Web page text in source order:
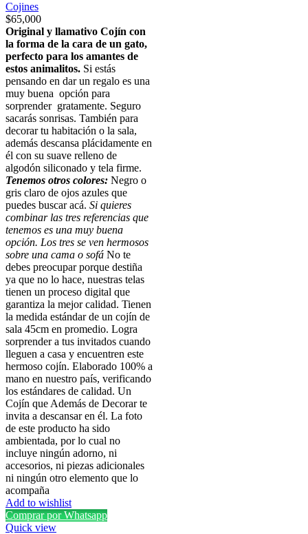
Cojines
$65,000
Original y llamativo Cojín con
la forma de la cara de un gato,
perfecto para los amantes de
estos animalitos. Si estás
pensando en dar un regalo es una
muy buena opción para
sorprender gratamente. Seguro
sacarás sonrisas. También para
decorar tu habitación o la sala,
además descansa plácidamente en
él con su suave relleno de
algodón siliconado y tela firme.
Tenemos otros colores: Negro o
gris claro de ojos azules que
puedes buscar acá. Si quieres
combinar las tres referencias que
tenemos es una muy buena
opción. Los tres se ven hermosos
sobre una cama o sofá No te
debes preocupar porque destiña
ya que no lo hace, nuestras telas
tienen un proceso digital que
garantiza la mejor calidad. Tienen
la medida estándar de un cojín de
sala 45cm en promedio. Logra
sorprender a tus invitados cuando
lleguen a casa y encuentren este
hermoso cojín. Elaborado 100% a
mano en nuestro país, verificando
los estándares de calidad. Un
Cojín que Además de Decorar te
invita a descansar en él. La foto
de este producto ha sido
ambientada, por lo cual no
incluye ningún adorno, ni
accesorios, ni piezas adicionales
ni ningún otro elemento que lo
acompaña
Add to wishlist
Comprar por Whatsapp
Quick view